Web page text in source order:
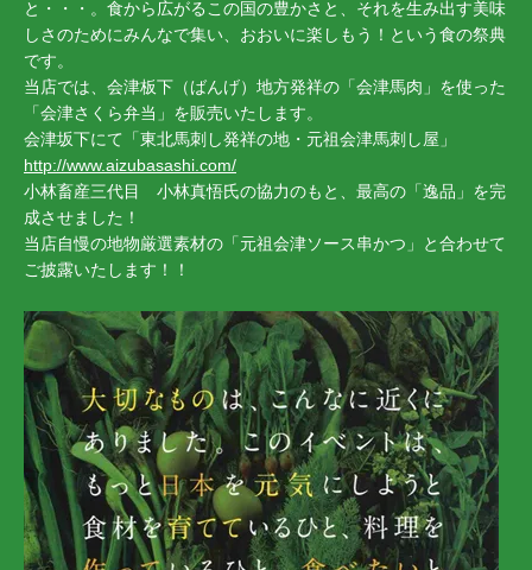
と・・・。食から広がるこの国の豊かさと、それを生み出す美味
しさのためにみんなで集い、おおいに楽しもう！という食の祭典
です。
当店では、会津板下（ばんげ）地方発祥の「会津馬肉」を使った
「会津さくら弁当」を販売いたします。
会津坂下にて「東北馬刺し発祥の地・元祖会津馬刺し屋」
http://www.aizubasashi.com/
小林畜産三代目 小林真悟氏の協力のもと、最高の「逸品」を完
成させました！
当店自慢の地物厳選素材の「元祖会津ソース串かつ」と合わせて
ご披露いたします！！